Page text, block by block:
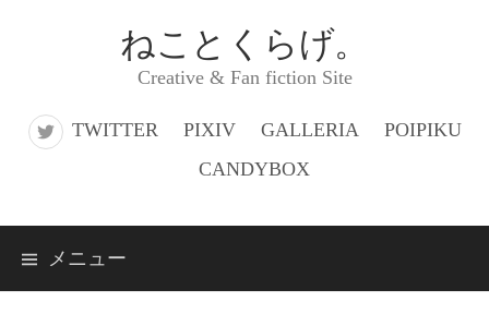
ス
ねことくらげ。
Creative & Fan fiction Site
TWITTER PIXIV GALLERIA
POIPIKU
CANDYBOX
メニュー